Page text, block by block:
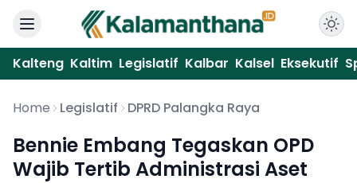
Kalteng Kaltim Legislatif Kalbar Kalsel Eksekutif
Home Legislatif DPRD Palangka Raya
Bennie Embang Tegaskan OPD
Wajib Tertib Administrasi Aset